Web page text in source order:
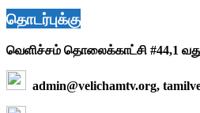
தொடர்புக்கு
வெளிச்சம் தொலைக்காட்சி #44,1
admin@velichamtv.org,